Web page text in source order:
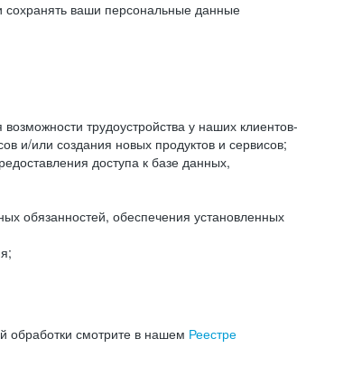
ваши персональные данные
трудоустройства у наших клиентов-
и/или создания новых продуктов и сервисов;
доступа к базе данных,
обязанностей, обеспечения установленных
обработки смотрите в нашем Реестре